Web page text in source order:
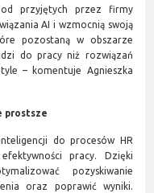
od przyjętych przez firmy
AI i wzmocnią swoją
pozostaną w obszarze
do pracy niż rozwiązań
– komentuje Agnieszka
prostsze
do procesów HR
pracy. Dzięki
pozyskiwanie
oraz poprawić wyniki.